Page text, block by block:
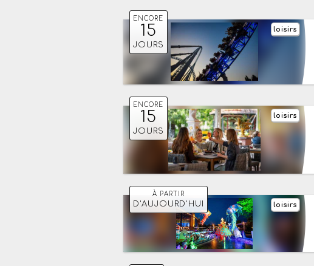
ENCORE
15
JOURS
loisirs
ENCORE
15
JOURS
loisirs
À PARTIR
D'AUJOURD'HUI loisirs